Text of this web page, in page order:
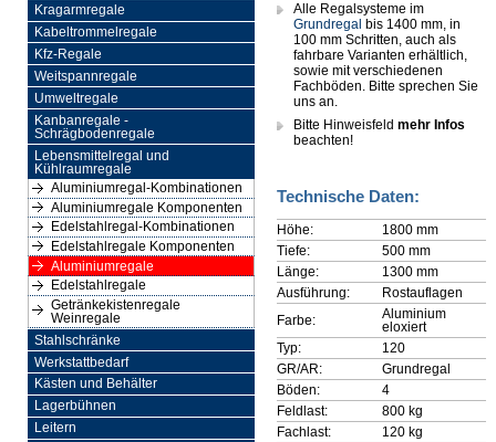
Kragarmregale
Kabeltrommelregale
Kfz-Regale
Weitspannregale
Umweltregale
Kanbanregale -
Schrägbodenregale
Lebensmittelregal und
Kühlraumregale
Aluminiumregal-Kombinationen
Aluminiumregale Komponenten
Edelstahlregal-Kombinationen
Edelstahlregale Komponenten
Aluminiumregale
Edelstahlregale
Getränkekistenregale
Weinregale
Stahlschränke
Werkstattbedarf
Kästen und Behälter
Lagerbühnen
Leitern
Alle Regalsysteme im
Grundregal bis 1400 mm, in
100 mm Schritten, auch als
fahrbare Varianten erhältlich,
sowie mit verschiedenen
Fachböden. Bitte sprechen Sie
uns an.
Bitte Hinweisfeld mehr Infos
beachten!
Technische Daten:
Höhe:
1800 mm
Tiefe:
500 mm
Länge:
1300 mm
Ausführung:
Rostauflagen
Farbe:
Aluminium
eloxiert
Typ:
120
GR/AR:
Grundregal
Böden:
4
Feldlast:
800 kg
Fachlast:
120 kg